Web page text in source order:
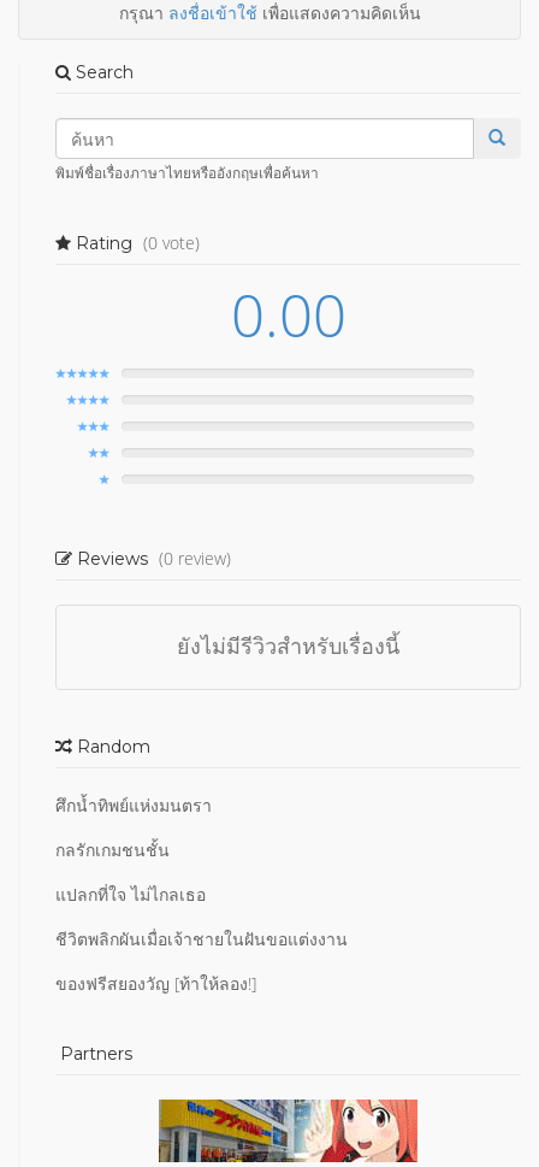
กรุณา ลงชื่อเข้าใช้เพื่อแสดงความคิดเห็น
Search
พิมพ์ชื่อเรื่องภาษาไทยหรืออังกฤษเพื่อค้นหา
Rating (0 vote)
0.00
Reviews (0 review)
ยังไม่มีรีวิวสำหรับเรื่องนี้
Random
ศึกน้ำทิพย์แห่งมนตรา
กลรักเกมชนชั้น
แปลกที่ใจ ไม่ไกลเธอ
ชีวิตพลิกผันเมื่อเจ้าชายในฝันขอแต่งงาน
ของฟรีสยองวัญ [ท้าให้ลอง!]
Partners